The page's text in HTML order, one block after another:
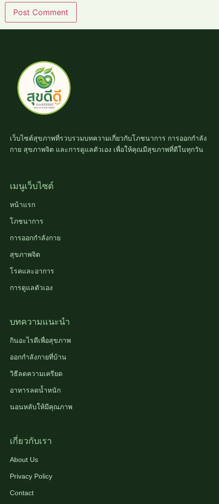
เว็บไซต์สุขภาพที่รวบรวมบทความเกี่ยวกับโภชนาการ การออกกำลัง
กาย สุขภาพจิต และการดูแลตัวเอง เพื่อให้คุณมีสุขภาพที่ดีในทุกวัน
เมนูเว็บไซต์
หน้าแรก
โภชนาการ
การออกกำลังกาย
สุขภาพจิต
โรคและอาการ
การดูแลตัวเอง
บทความแนะนำ
กินอะไรดีเพื่อสุขภาพ
ออกกำลังกายที่บ้าน
วิธีลดความเครียด
อาหารลดน้ำหนัก
นอนหลับให้มีคุณภาพ
เกี่ยวกับเรา
About Us
Privacy Policy
Contact